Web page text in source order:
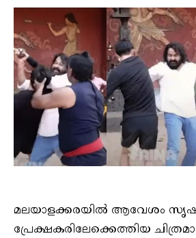
മലയാളക്കരയിൽ ആവേശം
പ്രേക്ഷകരിലേക്കെത്തിയ